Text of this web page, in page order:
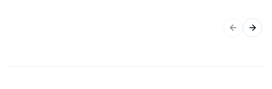
上一張投
下一